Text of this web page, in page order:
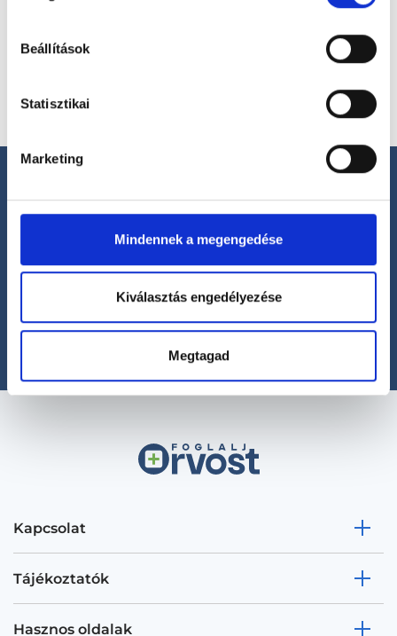
Beállítások
Statisztikai
Marketing
Mindennek a megengedése
Kiválasztás engedélyezése
Megtagad
Segíthetünk?
+36 1 700-1398
(H-P: 8:00-20:00)
office@foglaljorvost.hu
Kapcsolat
Tájékoztatók
Hasznos oldalak